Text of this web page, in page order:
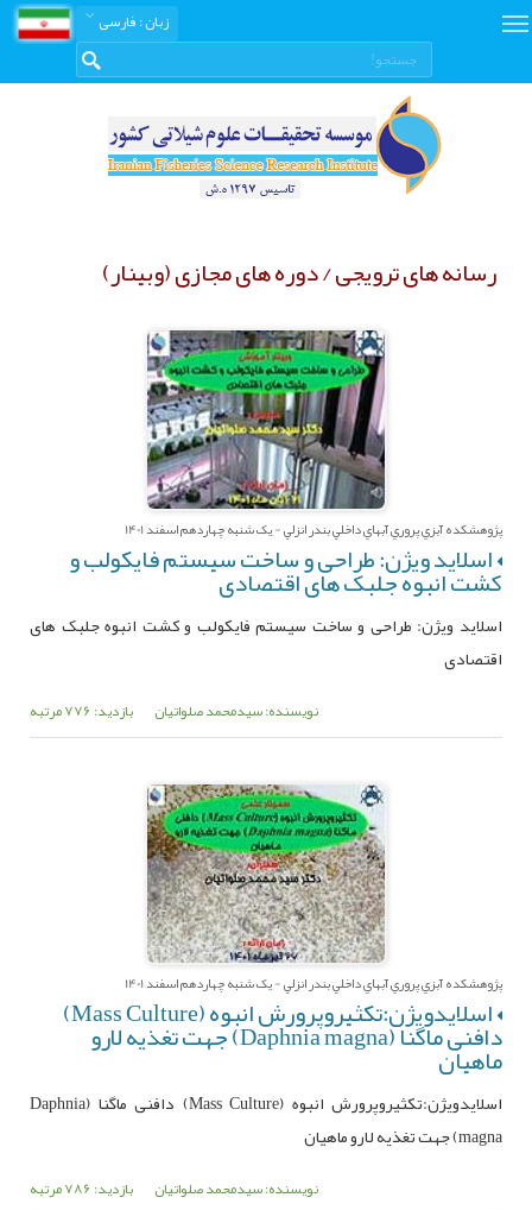
زبان: فارسی
رسانه های ترویجی / دوره های مجازی (وبینار)
پژوهشکده آبزي پروري آبهاي داخلي بندر انزلي - یک شنبه چهاردهم اسفند 1401
اسلاید ویژن: طراحی و ساخت سیستم فایکولب و
کشت انبوه جلبک های اقتصادی
اسلاید ویژن: طراحی و ساخت سیستم فایکولب و کشت انبوه جلبک های
اقتصادی
نویسنده: سیدمحمد صلواتیان بازدید: 776 مرتبه
پژوهشکده آبزي پروري آبهاي داخلي بندر انزلي - یک شنبه چهاردهم اسفند 1401
اسلایدویژن:تکثیروپرورش انبوه (Mass Culture) دافنی ماگنا (Daphnia magna) جهت تغذیه لارو ماهیان
اسلایدویژن:تکثیروپرورش انبوه (Mass Culture) دافنی ماگنا (Daphnia
magna) جهت تغذیه لارو ماهیان
نویسنده: سیدمحمد صلواتیان بازدید: 786 مرتبه